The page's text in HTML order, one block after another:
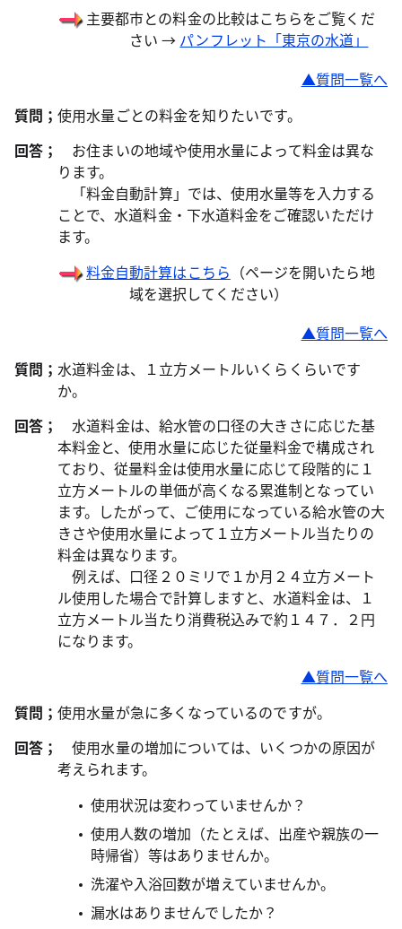
主要都市との料金の比較はこちらをご覧くだ
さい → パンフレット「東京の水道」
▲質問一覧へ
質問；使用水量ごとの料金を知りたいです。
回答；
お住まいの地域や使用水量によって料金は異な
ります。
「料金自動計算」では、使用水量等を入力する
ことで、水道料金・下水道料金をご確認いただけ
ます。
料金自動計算はこちら （ページを開いたら地
域を選択してください）
▲質問一覧へ
質問；水道料金は、１立方メートルいくらくらいです
か。
回答；
水道料金は、給水管の口径の大きさに応じた基
本料金と、使用水量に応じた従量料金で構成され
ており、従量料金は使用水量に応じて段階的に１
立方メートルの単価が高くなる累進制となってい
ます。したがって、ご使用になっている給水管の大
きさや使用水量によって１立方メートル当たりの
料金は異なります。
例えば、口径２０ミリで１か月２４立方メート
ル使用した場合で計算しますと、水道料金は、１
立方メートル当たり消費税込みで約１４７．２円
になります。
▲質問一覧へ
質問；使用水量が急に多くなっているのですが。
回答；
使用水量の増加については、いくつかの原因が
考えられます。
使用状況は変わっていませんか？
使用人数の増加（たとえば、出産や親族の一
時帰省）等はありませんか。
洗濯や入浴回数が増えていませんか。
漏水はありませんでしたか？